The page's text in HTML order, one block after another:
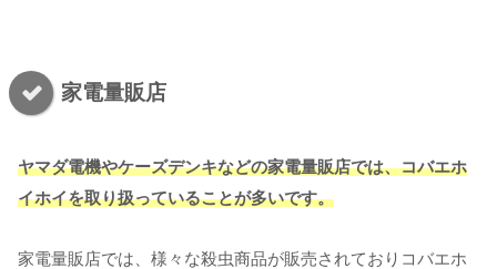
家電量販店
ヤマダ電機やケーズデンキなどの家電量販店では、コバエホ
イホイを取り扱っていることが多いです。
家電量販店では、様々な殺虫商品が販売されておりコバエホ